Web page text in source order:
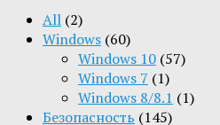
All (2)
Windows (60)
Windows 10 (57)
Windows 7 (1)
Windows 8/8.1 (1)
Безопасность (145)